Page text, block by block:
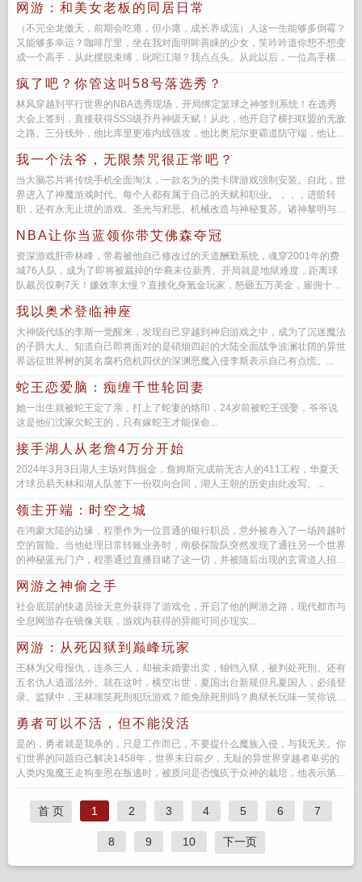
网游：和美女老板的同居日常
（不完全龙傲天，前期会吃瘪，但小瘪，成长养成流）人这一生能够多倒霉？
又能够多幸运？咖啡厅里，坐在我对面明眸善睐的少女，笑吟吟道你想不想变
成一个高手，从此摆脱束缚，叱咤江湖？我点点头。从此以后，一位高手横空
疯了吧？你管这叫58号落选秀？
林风穿越到平行世界的NBA选秀现场，开局绑定篮球之神签到系统！在选秀
大会上签到，直接获得SSS级乔丹神级天赋！从此，他开启了横扫联盟的无敌
之路。三分线外，他比库里更准内线强攻，他比奥尼尔更霸道防守端，他让对
我一个法爷，无限禁咒很正常吧？
当大脑芯片将传统手机全面淘汰，一款名为的类卡牌游戏强制安装。自此，世
界进入了神魔游戏时代。每个人都有属于自己的天赋和职业。，，，进阶转
职，还有永无止境的游戏。圣光与邪恶。机械改造与神秘复苏。诸神黎明与深
NBA让你当蓝领你带艾佛森夺冠
资深游戏肝帝林峰，带着被他自己修改过的天道酬勤系统，魂穿2001年的费
城76人队，成为了即将被裁掉的华裔末位新秀。开局就是地狱难度，距离球
队裁员仅剩7天！嫌效率太慢？直接化身氪金玩家，怒砸五万美金，雇佣十名
我以奥术登临神座
大神级代练的李斯一觉醒来，发现自己穿越到神启游戏之中，成为了沉迷魔法
的子爵大人。知道自己即将面对的是硝烟四起的大陆全面战争波澜壮阔的异世
界远征世界树的莫名腐朽危机四伏的深渊恶魔入侵李斯表示自己有点慌。...
蛇王恋爱脑：痴缠千世轮回妻
她一出生就被蛇王定了亲，打上了蛇妻的烙印，24岁前被蛇王强娶，爷爷说
这是他们沈家欠蛇王的，只有嫁蛇王才能保命...
接手湖人从老詹4万分开始
2024年3月3日湖人主场对阵掘金，詹姆斯完成前无古人的411工程，华夏天
才球员易天林和湖人队签下一份双向合同，湖人王朝的历史由此改写。...
领主开端：时空之城
在鸿蒙大陆的边缘，程墨作为一位普通的银行职员，意外被卷入了一场跨越时
空的冒险。当他处理日常转账业务时，南极探险队突然发现了通往另一个世界
的神秘蓝光门户，程墨通过直播目睹了这一切，并被随后出现的玄霄道人招募
网游之神偷之手
社会底层的快递员徐天意外获得了游戏仓，开启了他的网游之路，现代都市与
全息网游存在镜像关联，游戏内获得的异能可同步现实...
网游：从死囚狱到巅峰玩家
王林为父母报仇，连杀三人，却被未婚妻出卖，锒铛入狱，被判处死刑。还有
五名仇人逍遥法外。就在这时，横空出世，夏国出台新规但凡夏国人，必须登
录。监狱中，王林嗤笑死刑犯玩游戏？能免除死刑吗？典狱长玩味一笑你说
勇者可以不活，但不能没活
是的，勇者就是我杀的，只是工作而已，不要提什么魔族入侵，与我无关。你
们世界的问题自己解决1458年，世界末日前夕，无耻的异世界穿越者卑劣的
人类内鬼魔王走狗奎恩在叛逃时，被质问是否愧疚于众神的栽培，他表示第一
首 页 1 2 3 4 5 6 7
8 9 10 下一页